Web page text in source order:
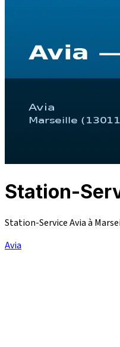
Station-
Station-Service Avia à
Avia